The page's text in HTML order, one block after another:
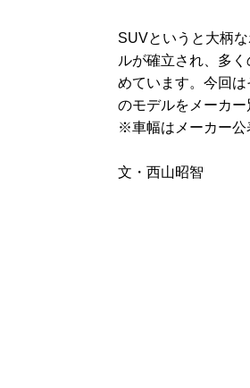
SUVというと大柄
ルが確立され、多
めています。今回
のモデルをメーカー
※車幅はメーカー公
文・西山昭智